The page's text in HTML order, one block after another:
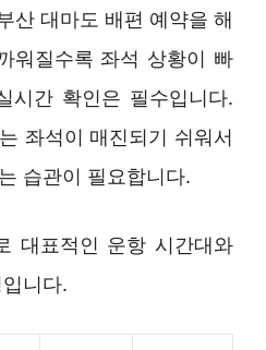
산 대마도 배편 예약을 해
워질수록 좌석 상황이 빠
시간 확인은 필수입니다.
좌석이 매진되기 쉬워서
습관이 필요합니다.
대표적인 운항 시간대와
니다.